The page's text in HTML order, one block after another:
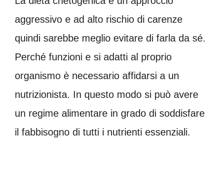
aggressivo e ad alto rischio di carenze
quindi sarebbe meglio evitare di farla da sé.
Perché funzioni e si adatti al proprio
organismo è necessario affidarsi a un
nutrizionista. In questo modo si può avere
un regime alimentare in grado di soddisfare
il fabbisogno di tutti i nutrienti essenziali.